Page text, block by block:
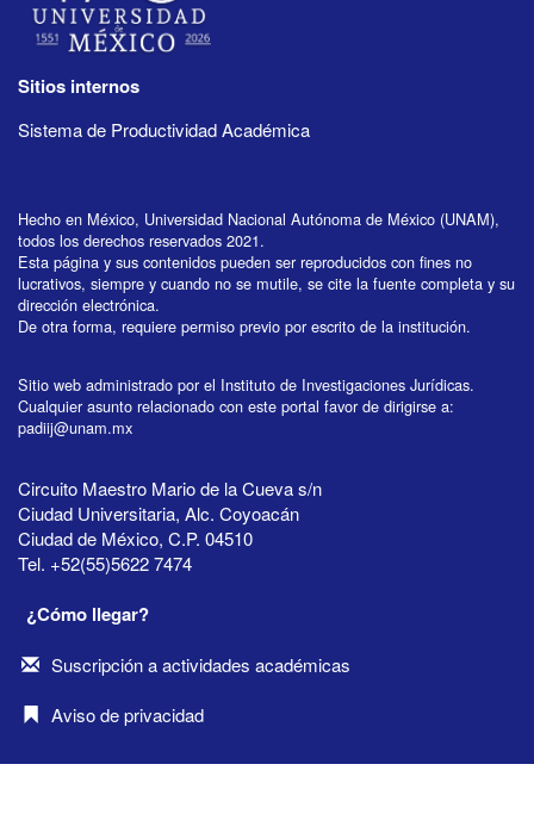
Sitios internos
Sistema de Productividad Académica
Hecho en México, Universidad Nacional Autónoma de México (UNAM),
todos los derechos reservados 2021.
Esta página y sus contenidos pueden ser reproducidos con fines no
lucrativos, siempre y cuando no se mutile, se cite la fuente completa y su
dirección electrónica.
De otra forma, requiere permiso previo por escrito de la institución.
Sitio web administrado por el Instituto de Investigaciones Jurídicas.
Cualquier asunto relacionado con este portal favor de dirigirse a:
padiij@unam.mx
Circuito Maestro Mario de la Cueva s/n
Ciudad Universitaria, Alc. Coyoacán
Ciudad de México, C.P. 04510
Tel. +52(55)5622 7474
¿Cómo llegar?
Suscripción a actividades académicas
Aviso de privacidad